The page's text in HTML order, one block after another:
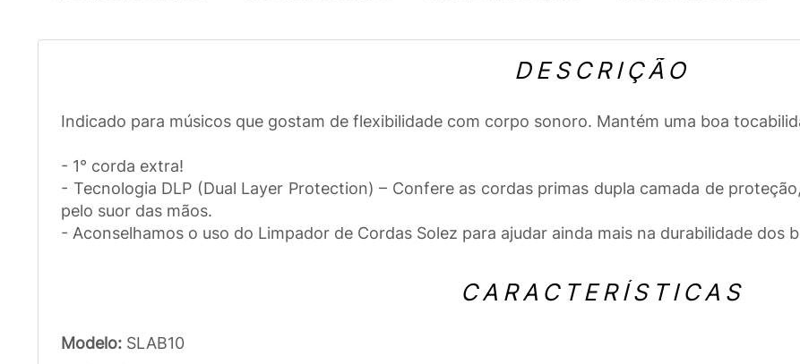
DESCRIÇÃO
Indicado para músicos que gostam de flexibilidade com corpo sonoro. Mantém uma boa
- 1° corda extra!
- Tecnologia DLP (Dual Layer Protection) – Confere as cordas primas dupla camada de
pelo suor das mãos.
- Aconselhamos o uso do Limpador de Cordas Solez para ajudar ainda mais na durabilidade dos
CARACTERÍSTICAS
Modelo: SLAB10